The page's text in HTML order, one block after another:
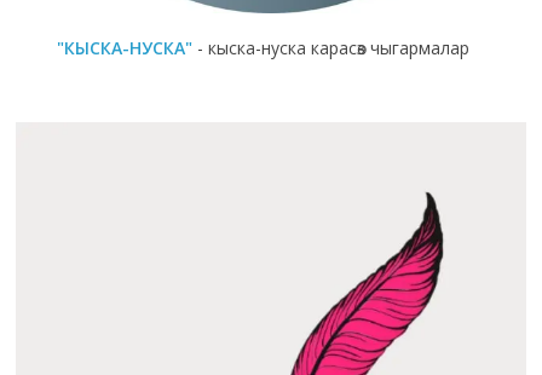
"КЫСКА-НУСКА" - кыска-нуска карасөз чыгармалар